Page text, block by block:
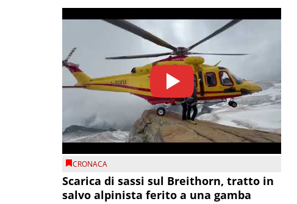
CRONACA
Scarica di sassi sul Breithorn, tratto in
salvo alpinista ferito a una gamba